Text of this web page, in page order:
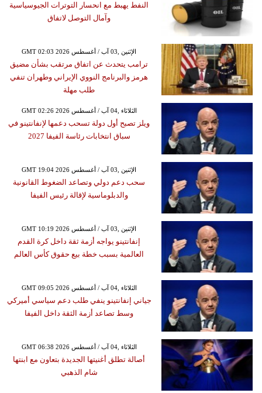
النفط يهبط مع انحسار التوترات الجيوسياسية
وآمال التوصل لاتفاق
GMT 02:03 2026 الإثنين ,03 آب / أغسطس
ترامب يتحدث عن اتفاق مرتقب بشأن مضيق
هرمز والبرنامج النووي الإيراني وطهران تنفي
طلب مهلة
GMT 02:26 2026 الثلاثاء ,04 آب / أغسطس
ويلز تصبح أول دولة تسحب دعمها لإنفانتينو في
سباق انتخابات رئاسة الفيفا 2027
GMT 19:04 2026 الإثنين ,03 آب / أغسطس
سحب دعم دولي وتصاعد الضغوط القانونية
والدبلوماسية لإقالة رئيس الفيفا
GMT 10:19 2026 الإثنين ,03 آب / أغسطس
إنفانتينو يواجه أزمة ثقة داخل كرة القدم
العالمية بسبب خطة بيع حقوق كأس العالم
GMT 09:05 2026 الثلاثاء ,04 آب / أغسطس
جياني إنفانتينو ينفي طلب دعم سياسي أميركي
وسط تصاعد أزمة الثقة داخل الفيفا
GMT 06:38 2026 الثلاثاء ,04 آب / أغسطس
أصالة تطلق أغنيتها الجديدة بتعاون مع ابنتها
شام الذهبي